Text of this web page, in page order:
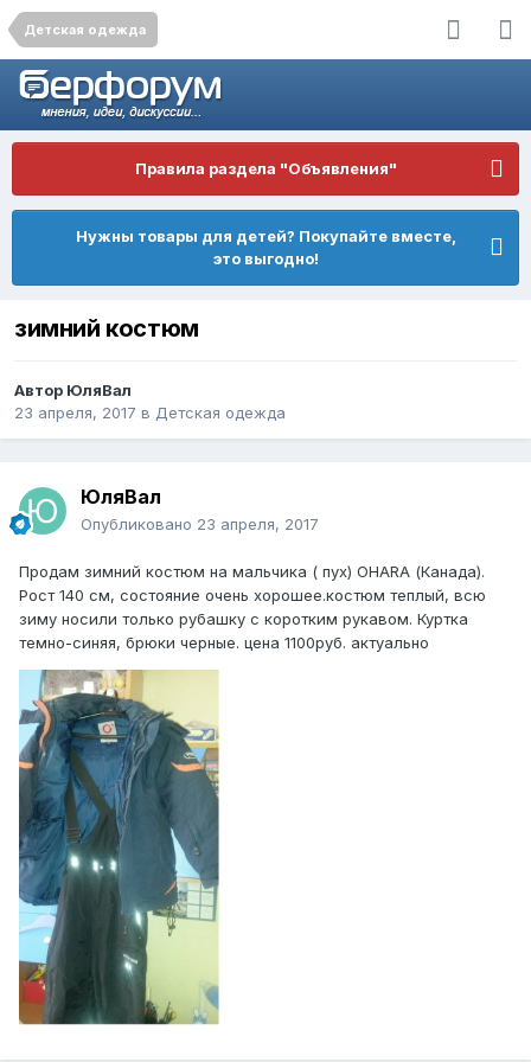
Детская одежда
Правила раздела "Объявления"
Нужны товары для детей? Покупайте вместе,
это выгодно!
зимний костюм
Автор ЮляВал
23 апреля, 2017 в Детская одежда
ЮляВал
Опубликовано 23 апреля, 2017
Продам зимний костюм на мальчика ( пух) OHARA (Канада).
Рост 140 см, состояние очень хорошее.костюм теплый, всю
зиму носили только рубашку с коротким рукавом. Куртка
темно-синяя, брюки черные. цена 1100руб. актуально